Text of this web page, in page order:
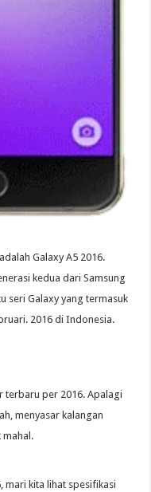
Galaxy A5 2016.
kedua dari Samsung
seri Galaxy yang termasuk
2016 di Indonesia.
per 2016. Apalagi
menyasar kalangan
mahal.
mari kita lihat spesifikasi